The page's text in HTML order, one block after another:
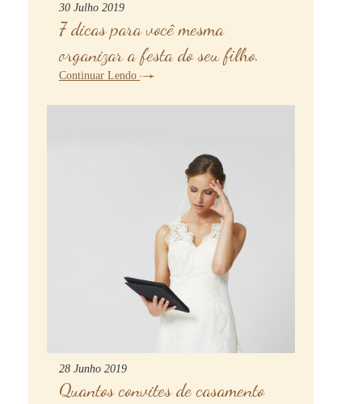
30 Julho 2019
7 dicas para você mesma
organizar a festa do seu filho.
Continuar Lendo
28 Junho 2019
Quantos convites de casamento